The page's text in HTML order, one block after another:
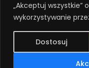
„Akceptuj wszystkie”
wykorzystywanie
Dostosuj
REJESTRUJ
Polityka prywatności